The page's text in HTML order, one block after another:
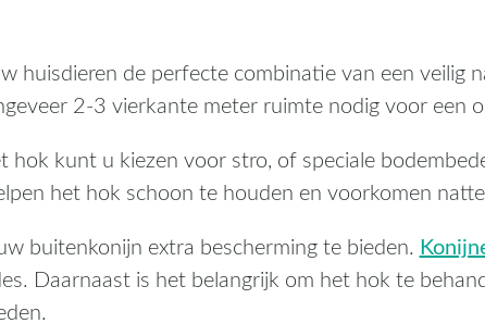
huisdieren de perfecte combinatie van een veilig
2-3 vierkante meter ruimte nodig voor een
hok kunt u kiezen voor stro, of speciale
het hok schoon te houden en voorkomen
buitenkonijn extra bescherming te bieden.
Daarnaast is het belangrijk om het hok te